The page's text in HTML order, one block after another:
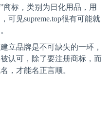
商标，类别为日化用品，用
可见supreme.top很有可能就
立品牌是不可缺失的一环，
认可，除了要注册商标，而
，才能名正言顺。